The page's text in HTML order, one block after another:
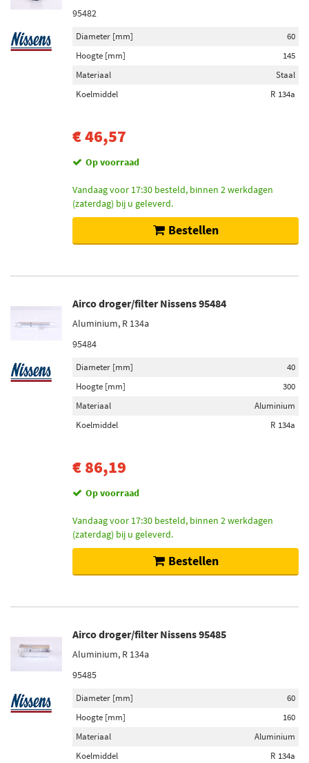
95482
Diameter [mm]
60
Hoogte [mm]
145
Materiaal
Staal
Koelmiddel
R 134a
€ 46,57
Op voorraad
Vandaag voor 17:30 besteld, binnen 2 werkdagen
(zaterdag) bij u geleverd.
Bestellen
Airco droger/filter Nissens 95484
Aluminium, R 134a
95484
Diameter [mm]
40
Hoogte [mm]
300
Materiaal
Aluminium
Koelmiddel
R 134a
€ 86,19
Op voorraad
Vandaag voor 17:30 besteld, binnen 2 werkdagen
(zaterdag) bij u geleverd.
Bestellen
Airco droger/filter Nissens 95485
Aluminium, R 134a
95485
Diameter [mm]
60
Hoogte [mm]
160
Materiaal
Aluminium
Koelmiddel
R 134a